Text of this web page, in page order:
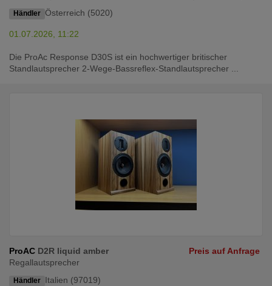
Händler Österreich (5020)
01.07.2026, 11:22
Die ProAc Response D30S ist ein hochwertiger britischer
Standlautsprecher 2-Wege-Bassreflex-Standlautsprecher ...
ProAC D2R liquid amber
Regallautsprecher
Händler Italien (97019)
Preis auf Anfrage